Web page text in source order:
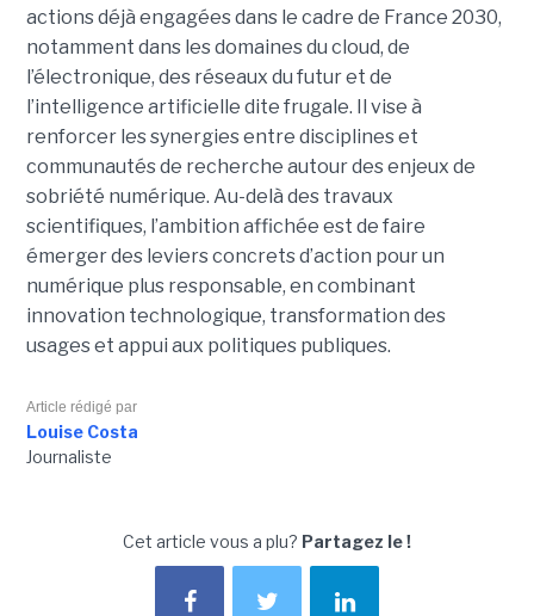
actions déjà engagées dans le cadre de France 2030,
notamment dans les domaines du cloud, de
l’électronique, des réseaux du futur et de
l’intelligence artificielle dite frugale. Il vise à
renforcer les synergies entre disciplines et
communautés de recherche autour des enjeux de
sobriété numérique. Au-delà des travaux
scientifiques, l’ambition affichée est de faire
émerger des leviers concrets d’action pour un
numérique plus responsable, en combinant
innovation technologique, transformation des
usages et appui aux politiques publiques.
Article rédigé par
Louise Costa
Journaliste
Cet article vous a plu? Partagez le !